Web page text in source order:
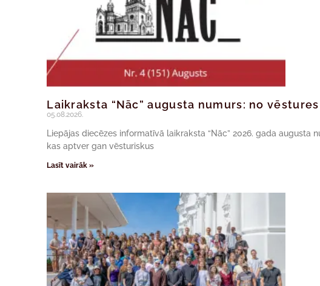
Laikraksta “Nāc” augusta numurs: no
05.08.2026.
Liepājas diecēzes informatīvā laikraksta “Nāc” 2026. gada
kas aptver gan vēsturiskus
Lasīt vairāk »